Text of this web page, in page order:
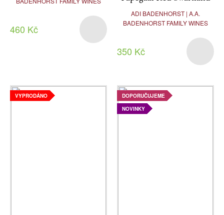
460 Kč
ADI BADENHORST | A.A.
BADENHORST FAMILY WINES
350 Kč
VYPRODÁNO
DOPORUČUJEME
NOVINKY